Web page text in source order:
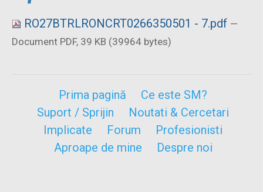
RO27BTRLRONCRT0266350501 - 7.pdf —
Document PDF, 39 KB (39964 bytes)
Prima pagină
Ce este SM?
Suport / Sprijin
Noutati & Cercetari
Implicate
Forum
Profesionisti
Aproape de mine
Despre noi